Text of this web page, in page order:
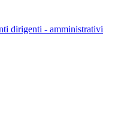
dirigenti - amministrativi